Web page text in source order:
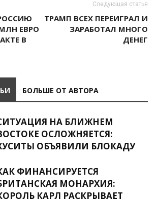
ЕВРО
В
Следующая статья
ТРАМП ВСЕХ ПЕРЕИГРАЛ И
ЗАРАБОТАЛ МНОГО
ДЕНЕГ
БОЛЬШЕ ОТ АВТОРА
НА БЛИЖНЕМ
ОСЛОЖНЯЕТСЯ:
ОБЪЯВИЛИ БЛОКАДУ
ФИНАНСИРУЕТСЯ
МОНАРХИЯ:
КАРЛ РАСКРЫВАЕТ